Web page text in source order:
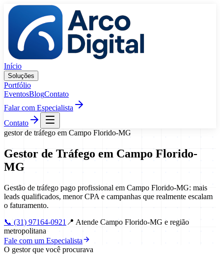
Pular para o conteúdo
Início
Soluções
Portfólio
EventosBlogContato
Falar com Especialista
Contato
gestor de tráfego em Campo Florido-MG
Gestor de Tráfego em Campo Florido-
MG
Gestão de tráfego pago profissional em Campo Florido-MG: mais
leads qualificados, menor CPA e campanhas que realmente escalam
o faturamento.
📞 (31) 97164-0921 📍 Atende Campo Florido-MG e região
metropolitana
Fale com um Especialista
O gestor que você procurava